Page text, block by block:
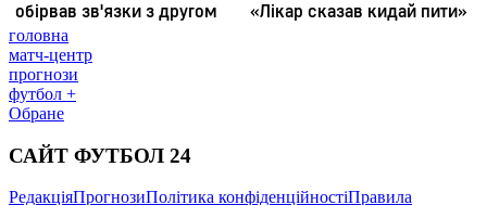
головна
матч-центр
прогнози
футбол +
Обране
САЙТ ФУТБОЛ 24
РедакціяПрогнозиПолітика конфіденційностіПравила